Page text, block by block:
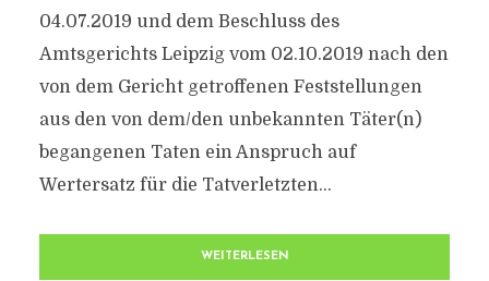
04.07.2019 und dem Beschluss des
Amtsgerichts Leipzig vom 02.10.2019 nach den
von dem Gericht getroffenen Feststellungen
aus den von dem/den unbekannten Täter(n)
begangenen Taten ein Anspruch auf
Wertersatz für die Tatverletzten...
WEITERLESEN